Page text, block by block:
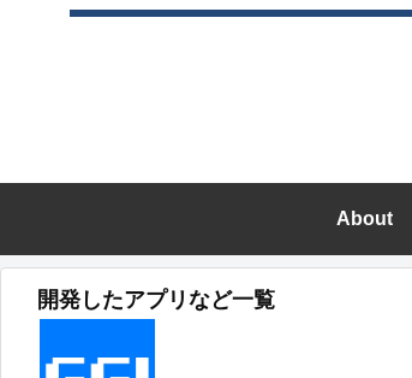
About
開発したアプリなど一覧